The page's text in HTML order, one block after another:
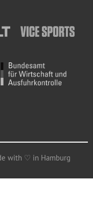
with ♡ in Hamburg